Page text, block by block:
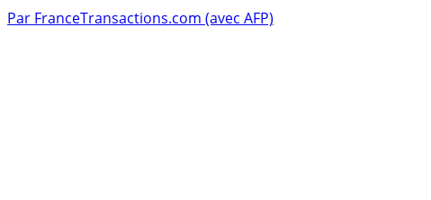
Par FranceTransactions.com (avec AFP)